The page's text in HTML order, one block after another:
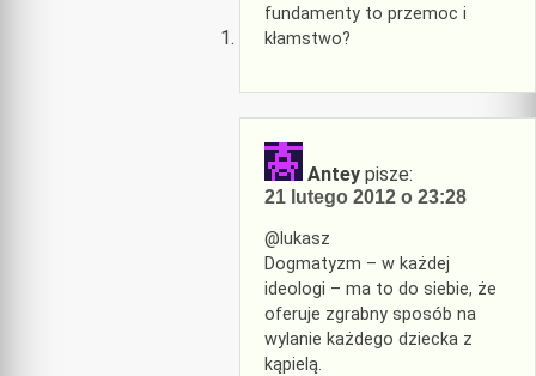
fundamenty to przemoc i
kłamstwo?
Antey pisze:
21 lutego 2012 o 23:28
@lukasz
Dogmatyzm – w każdej
ideologi – ma to do siebie, że
oferuje zgrabny sposób na
wylanie każdego dziecka z
kąpielą.